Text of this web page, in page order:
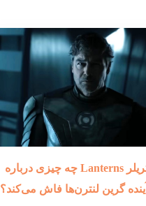
تریلر Lanterns چه چیزی درباره
آینده گرین لنترن‌ها فاش می‌کند؟